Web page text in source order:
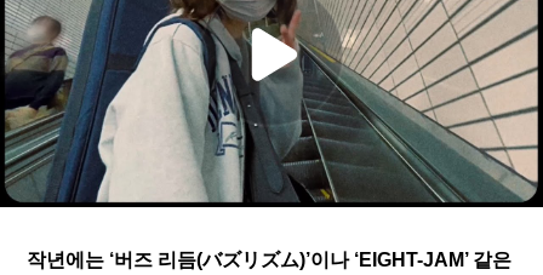
작년에는 ‘버즈 리듬(バズリズム)’이나 ‘EIGHT-JAM’ 같은